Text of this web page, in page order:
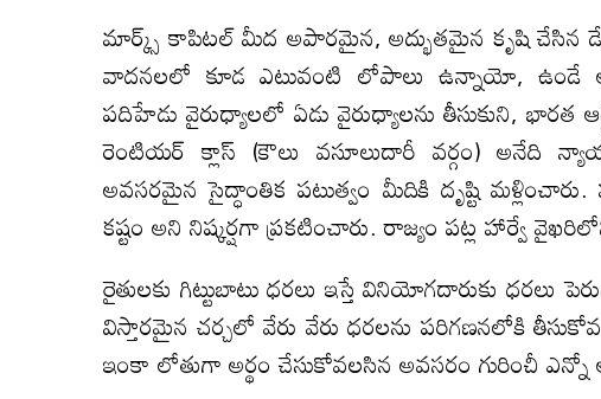
మార్క్స్ కాపిటల్ మీద అపారమైన, అద్భుతమైన కృషి చేసిన
వాదనలలో కూడ ఎటువంటి లోపాలు ఉన్నాయో, ఉండే
పదిహేడు వైరుధ్యాలలో ఏడు వైరుధ్యాలను తీసుకుని,
రెంటియర్ క్లాస్ (కౌలు వసూలుదారీ వర్గం) అనేది
అవసరమైన సైద్ధాంతిక పటుత్వం మీదికి దృష్టి
కష్టం అని నిష్కర్షగా ప్రకటించారు. రాజ్యం పట్ల హార్వే
రైతులకు గిట్టుబాటు ధరలు ఇస్తే వినియోగదారుకు
విస్తారమైన చర్చలో వేరు వేరు ధరలను పరిగణనలోకి
ఇంకా లోతుగా అర్థం చేసుకోవలసిన అవసరం గురించీ